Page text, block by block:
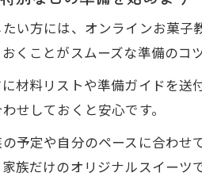
い方には、オンラインお菓
くことがスムーズな準備のコ
材料リストや準備ガイドを
せしておくと安心です。
予定や自分のペースに合わ
族だけのオリジナルスイーツ